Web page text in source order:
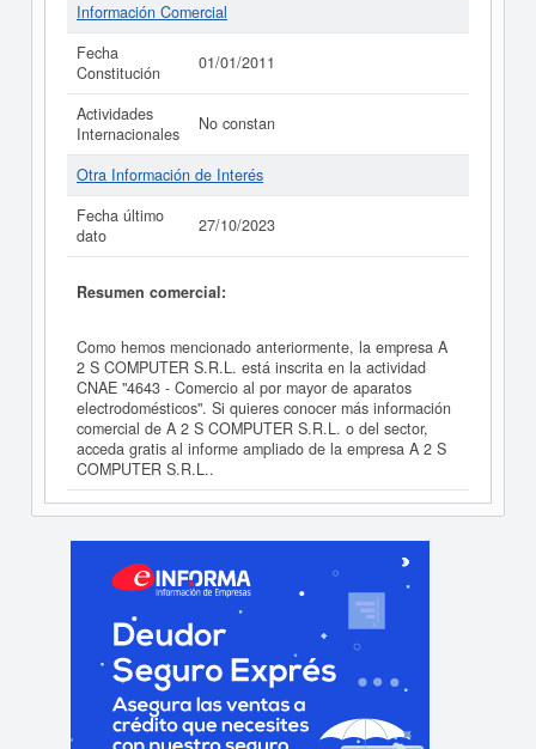
Información Comercial
Fecha
Constitución
01/01/2011
Actividades
Internacionales
No constan
Otra Información de Interés
Fecha último
dato
27/10/2023
Resumen comercial:
Como hemos mencionado anteriormente, la empresa A
2 S COMPUTER S.R.L. está inscrita en la actividad
CNAE "4643 - Comercio al por mayor de aparatos
electrodomésticos". Si quieres conocer más información
comercial de A 2 S COMPUTER S.R.L. o del sector,
acceda gratis al informe ampliado de la empresa A 2 S
COMPUTER S.R.L..